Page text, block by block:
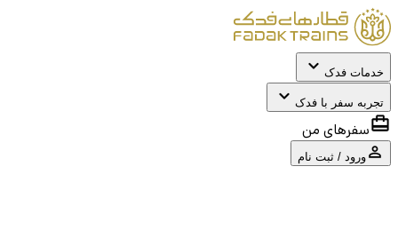
خدمات فدک
تجربه سفر با فدک
سفرهای من
ورود / ثبت نام